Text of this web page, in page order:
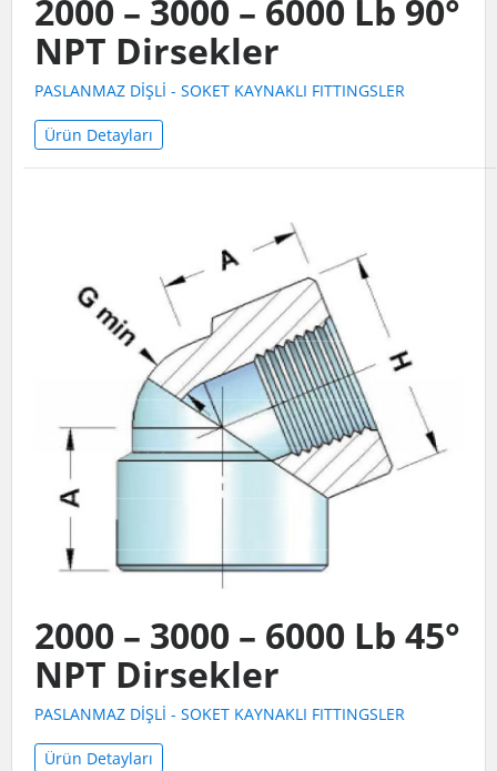
2000 – 3000 – 6000 Lb 90°
NPT Dirsekler
PASLANMAZ DİŞLİ - SOKET KAYNAKLI FITTINGSLER
Ürün Detayları
2000 – 3000 – 6000 Lb 45°
NPT Dirsekler
PASLANMAZ DİŞLİ - SOKET KAYNAKLI FITTINGSLER
Ürün Detayları